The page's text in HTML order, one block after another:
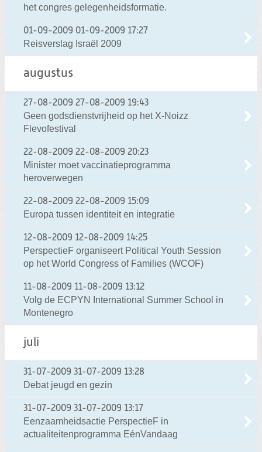
het congres gelegenheidsformatie.
01-09-2009 01-09-2009 17:27
Reisverslag Israël 2009
augustus
27-08-2009 27-08-2009 19:43
Geen godsdienstvrijheid op het X-Noizz
Flevofestival
22-08-2009 22-08-2009 20:23
Minister moet vaccinatieprogramma
heroverwegen
22-08-2009 22-08-2009 15:09
Europa tussen identiteit en integratie
12-08-2009 12-08-2009 14:25
PerspectieF organiseert Political Youth Session
op het World Congress of Families (WCOF)
11-08-2009 11-08-2009 13:12
Volg de ECPYN International Summer School in
Montenegro
juli
31-07-2009 31-07-2009 13:28
Debat jeugd en gezin
31-07-2009 31-07-2009 13:17
Eenzaamheidsactie PerspectieF in
actualiteitenprogramma EénVandaag